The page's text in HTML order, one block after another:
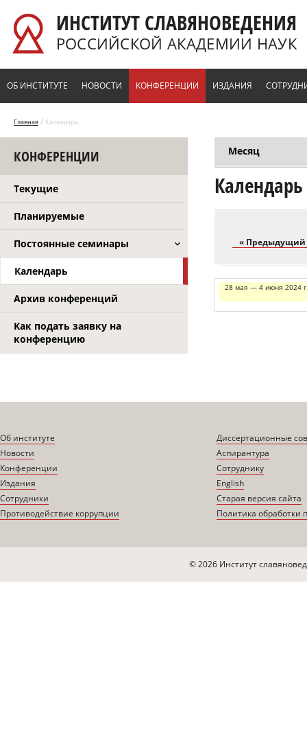
ИНСТИТУТ СЛАВЯНОВЕДЕНИЯ
РОССИЙСКОЙ АКАДЕМИИ НАУК
ОБ ИНСТИТУТЕ НОВОСТИ КОНФЕРЕНЦИИ ИЗДАНИЯ
Главная / Календарь
КОНФЕРЕНЦИИ
Текущие
Планируемые
Постоянные семинары
Календарь
Архив конференций
Как подать заявку на
конференцию
Главные
Месяц
Календарь
« Предыдущий
28 мая — 4 июня 2024
Об институте
Новости
Конференции
Издания
Сотрудники
Противодействие коррупции
Диссертационные
Аспирантура
Сотруднику
English
Старая версия сайта
Политика обработки
© 2026 Институт